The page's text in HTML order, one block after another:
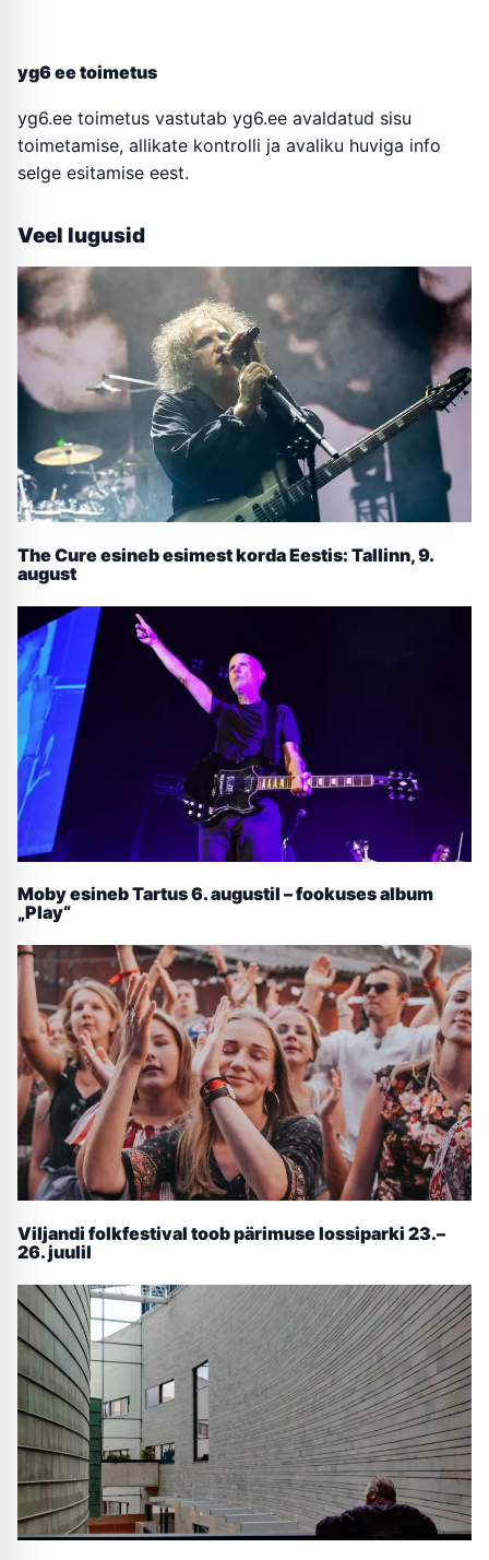
yg6 ee toimetus
yg6.ee toimetus vastutab yg6.ee avaldatud sisu
toimetamise, allikate kontrolli ja avaliku huviga info
selge esitamise eest.
Veel lugusid
The Cure esineb esimest korda Eestis: Tallinn, 9.
august
Moby esineb Tartus 6. augustil – fookuses album
„Play“
Viljandi folkfestival toob pärimuse lossiparki 23.–
26. juulil